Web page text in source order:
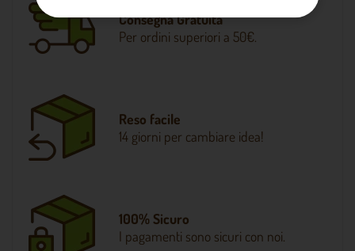
Consegna Gratuita
Per ordini superiori a 50€.
Reso facile
14 giorni per cambiare idea!
100% Sicuro
I pagamenti sono sicuri con noi.